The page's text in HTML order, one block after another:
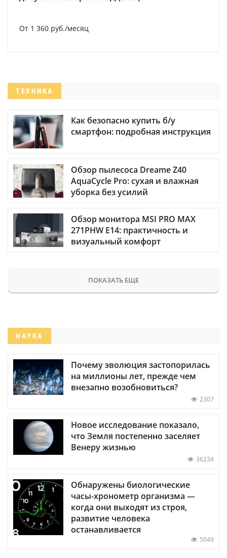
От 1 360 руб./месяц
ТЕХНИКА
Как безопасно купить б/у
смартфон: подробная инструкция
Обзор пылесоса Dreame Z40
AquaCycle Pro: сухая и влажная
уборка без усилий
Обзор монитора MSI PRO MAX
271PHW E14: практичность и
визуальный комфорт
ПОКАЗАТЬ ЕЩЕ
НАУКА
Почему эволюция застопорилась
на миллионы лет, прежде чем
внезапно возобновиться?
2307
Новое исследование показало,
что Земля постепенно заселяет
Венеру жизнью
36234
Обнаружены биологические
часы-хронометр организма —
когда они выходят из строя,
развитие человека
останавливается
5049